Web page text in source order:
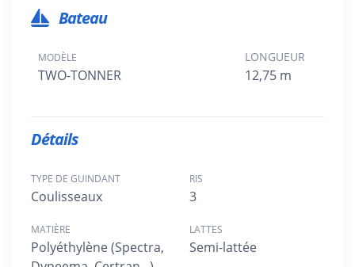
Bateau
MODÈLE
TWO-TONNER
LONGUEUR
12,75 m
Détails
TYPE DE GUINDANT
Coulisseaux
RIS
3
MATIÈRE
Polyéthylène (Spectra,
LATTES
Semi-lattée